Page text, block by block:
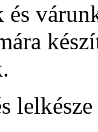
és
lelkésze